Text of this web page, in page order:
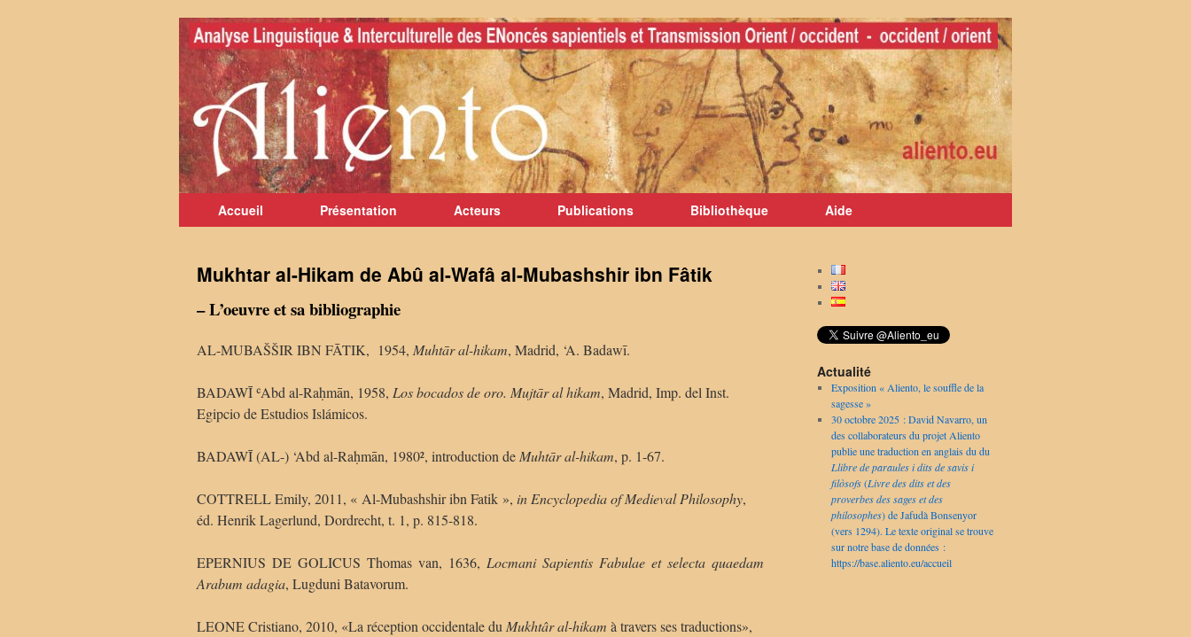
Aller
au
contenu
Accueil Présentation Acteurs Publications Bibliothèque Aide
Mukhtar al-Hikam de Abû al-Wafâ al-Mubashshir ibn Fâtik
– L’oeuvre et sa bibliographie
AL-MUBAŠŠIR IBN FĀTIK, 1954, Muhtār al-hikam, Madrid, ‘A. Badawī.
BADAWĪ ʿAbd al-Raḥmān, 1958, Los bocados de oro. Mujtār al hikam, Madrid, Imp. del Inst.
Egipcio de Estudios Islámicos.
BADAWĪ (AL-) ‘Abd al-Raḥmān, 1980², introduction de Muhtār al-hikam, p. 1-67.
COTTRELL Emily, 2011, « Al-Mubashshir ibn Fatik », in Encyclopedia of Medieval Philosophy,
éd. Henrik Lagerlund, Dordrecht, t. 1, p. 815-818.
EPERNIUS DE GOLICUS Thomas van, 1636, Locmani Sapientis Fabulae et selecta quaedam
Arabum adagia, Lugduni Batavorum.
LEONE Cristiano, 2010, «La réception occidentale du Mukhtâr al-hikam à travers ses traductions»,
Actualité
Exposition « Aliento, le souffle de la
sagesse »
30 octobre 2025 : David Navarro, un
des collaborateurs du projet Aliento
publie une traduction en anglais du du
Llibre de paraules i dits de savis i
filòsofs(Livre des dits et des
proverbes des sages et des
philosophes) de Jafudà Bonsenyor
(vers 1294). Le texte original se trouve
sur notre base de données :
https://base.aliento.eu/accueil